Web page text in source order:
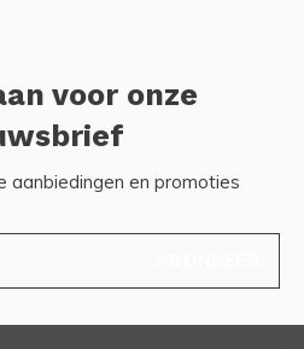
voor onze
aanbiedingen en promoties